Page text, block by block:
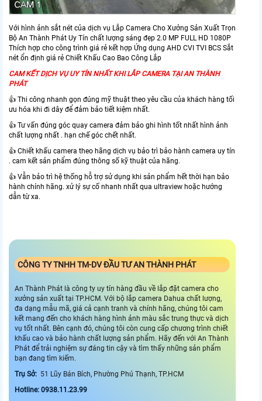
Với hình ảnh sắt nét của dịch vụ Lắp Camera Cho Xưởng Sản Xuất Trọn
Bộ An Thành Phát Uy Tín chất lượng sáng đẹp 2.0 MP FULL HD 1080P
Thích hợp cho công trình giá rẻ kết hợp Ứng dụng AHD CVI TVI BCS Sắt
nét ổn định giá rẻ Chiết Khấu Cao Bao Công Lắp
CAM KẾT DỊCH VỤ UY TÍN NHẤT KHI LẮP CAMERA TẠI AN THÀNH
PHÁT
👍 Thi công nhanh gọn đúng mỹ thuật theo yêu cầu của khách hàng tối
ưu hóa khi đi dây để đảm bảo tiết kiệm nhất.
👍 Tư vấn đúng góc quay camera đảm bảo ghi hình tốt nhất hình ảnh
chất lượng nhất . hạn chế góc chết nhất.
👍 Chiết khấu camera theo hãng dịch vụ bảo trì bảo hành camera uy tín
. cam kết sản phẩm đúng thông số kỹ thuật của hãng.
👍 Vẫn bảo trì hệ thống hỗ trợ sử dụng khi sản phẩm hết thời hạn bảo
hành chính hãng. xử lý sự cố nhanh nhất qua ultraview hoặc hướng
dẫn từ xa.
CÔNG TY TNHH TM-DV ĐẦU TƯ AN THÀNH PHÁT
An Thành Phát là công ty uy tín hàng đầu về lắp đặt camera cho
xưởng sản xuất tại TP.HCM. Với bộ lắp camera Dahua chất lượng,
đa dạng mẫu mã, giá cả cạnh tranh và chính hãng, chúng tôi cam
kết mang đến cho khách hàng hình ảnh màu sắc trung thực và dịch
vụ tốt nhất. Bên cạnh đó, chúng tôi còn cung cấp chương trình chiết
khấu cao và bảo hành chất lượng sản phẩm. Hãy đến với An Thành
Phát để trải nghiệm sự đáng tin cậy và tìm thấy những sản phẩm
bạn đang tìm kiếm.
Trụ Sở: 51 Lũy Bán Bích, Phường Phú Thạnh, TP.HCM
Hotline: 0938.11.23.99